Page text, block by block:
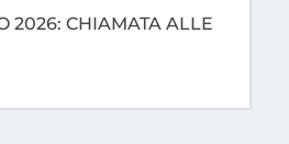
2026: CHIAMATA ALLE